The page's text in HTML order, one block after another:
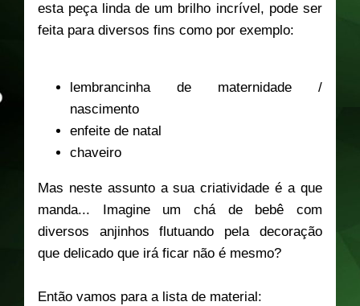
esta peça linda de um brilho incrível, pode ser
feita para diversos fins como por exemplo:
lembrancinha de maternidade /
nascimento
enfeite de natal
chaveiro
Mas neste assunto a sua criatividade é a que
manda... Imagine um chá de bebê com
diversos anjinhos flutuando pela decoração
que delicado que irá ficar não é mesmo?
Então vamos para a lista de material: